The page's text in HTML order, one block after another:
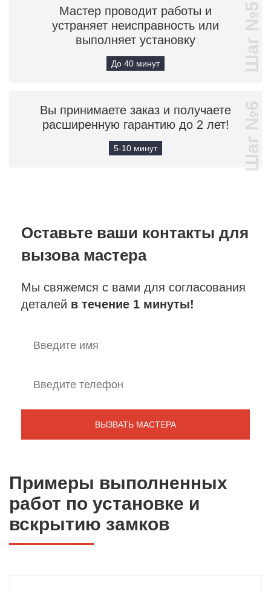
Мастер проводит работы и
устраняет неисправность или
выполняет установку
До 40 минут Шаг №5
Вы принимаете заказ и получаете
расширенную гарантию до 2 лет!
5-10 минут Шаг №6
Оставьте ваши контакты для
вызова мастера
Мы свяжемся с вами для согласования
деталей в течение 1 минуты!
Примеры выполненных
работ по установке и
вскрытию замков